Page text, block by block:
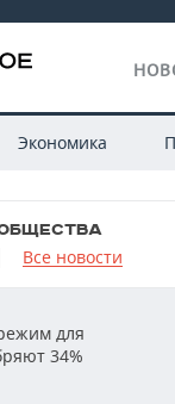
Экономика
Все новости
для
34%